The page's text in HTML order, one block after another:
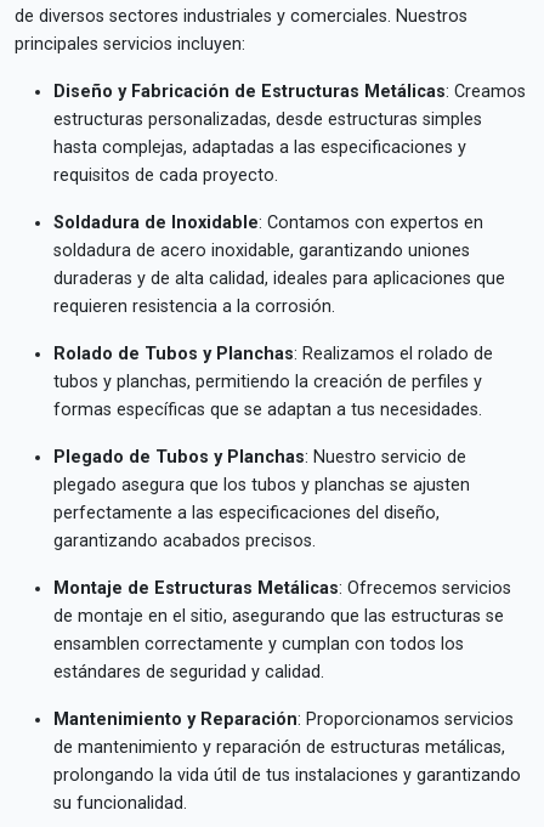
de diversos sectores industriales y comerciales. Nuestros
principales servicios incluyen:
Diseño y Fabricación de Estructuras Metálicas: Creamos
estructuras personalizadas, desde estructuras simples
hasta complejas, adaptadas a las especificaciones y
requisitos de cada proyecto.
Soldadura de Inoxidable: Contamos con expertos en
soldadura de acero inoxidable, garantizando uniones
duraderas y de alta calidad, ideales para aplicaciones que
requieren resistencia a la corrosión.
Rolado de Tubos y Planchas: Realizamos el rolado de
tubos y planchas, permitiendo la creación de perfiles y
formas específicas que se adaptan a tus necesidades.
Plegado de Tubos y Planchas: Nuestro servicio de
plegado asegura que los tubos y planchas se ajusten
perfectamente a las especificaciones del diseño,
garantizando acabados precisos.
Montaje de Estructuras Metálicas: Ofrecemos servicios
de montaje en el sitio, asegurando que las estructuras se
ensamblen correctamente y cumplan con todos los
estándares de seguridad y calidad.
Mantenimiento y Reparación: Proporcionamos servicios
de mantenimiento y reparación de estructuras metálicas,
prolongando la vida útil de tus instalaciones y garantizando
su funcionalidad.